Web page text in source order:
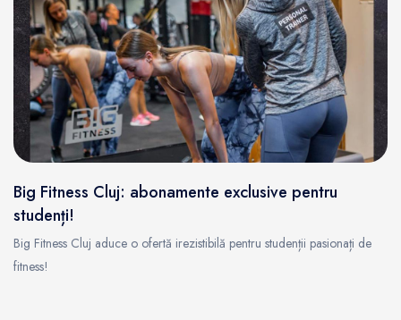
Big Fitness Cluj: abonamente exclusive pentru
studenți!
Big Fitness Cluj aduce o ofertă irezistibilă pentru studenții pasionați de
fitness!